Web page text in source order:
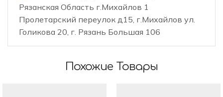
Рязанская Область г.Михайлов 1
Пролетарский переулок д15, г.Михайлов ул.
Голикова 20, г. Рязань Большая 106
Похожие Товары